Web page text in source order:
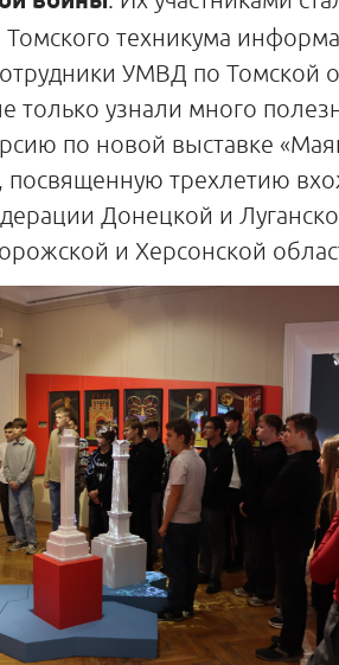
Томского техникума
УМВД по Томской
только узнали много
по новой выставке
трехлетию
Донецкой и
и Херсонской